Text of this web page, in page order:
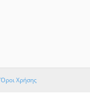
Όροι Χρήσης